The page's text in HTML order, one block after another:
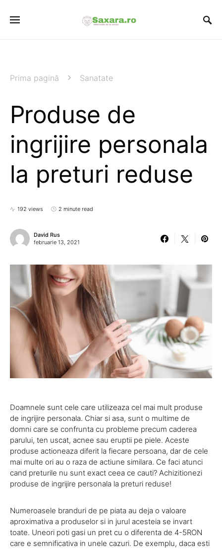
Prima pagină Sanatate
Produse de
ingrijire personala
la preturi reduse
192 views 2 minute read
David Rus
februarie 13, 2021
Doamnele sunt cele care utilizeaza cel mai mult produse
de ingrijire personala. Chiar si asa, sunt o multime de
domni care se confrunta cu probleme precum caderea
parului, ten uscat, acnee sau eruptii pe piele. Aceste
produse actioneaza diferit la fiecare persoana, dar de cele
mai multe ori au o raza de actiune similara. Ce faci atunci
cand preturile nu sunt exact ceea ce cauti? Achizitionezi
produse de ingrijire personala la preturi reduse!
Numeroasele branduri de pe piata au deja o valoare
aproximativa a produselor si in jurul acesteia se invart
toate. Uneori poti gasi un pret cu o diferenta de 4-5RON
care e semnificativa in unele cazuri. De exemplu, daca esti